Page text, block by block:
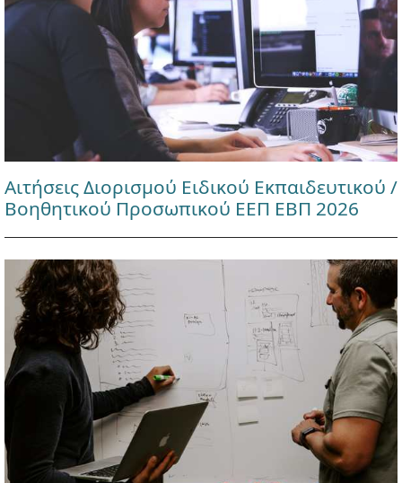
Αιτήσεις Διορισμού Ειδικού Εκπαιδευτικού /
Βοηθητικού Προσωπικού ΕΕΠ ΕΒΠ 2026